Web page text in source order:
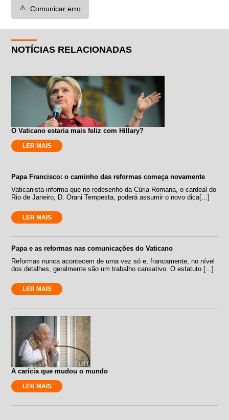
⚠️ Comunicar erro
NOTÍCIAS RELACIONADAS
O Vaticano estaria mais feliz com Hillary?
LER MAIS
Papa Francisco: o caminho das reformas começa novamente
Vaticanista informa que no redesenho da Cúria Romana, o cardeal do
Rio de Janeiro, D. Orani Tempesta, poderá assumir o novo dica[...]
LER MAIS
Papa e as reformas nas comunicações do Vaticano
Reformas nunca acontecem de uma vez só e, francamente, no nível
dos detalhes, geralmente são um trabalho cansativo. O estatuto [...]
LER MAIS
A carícia que mudou o mundo
LER MAIS